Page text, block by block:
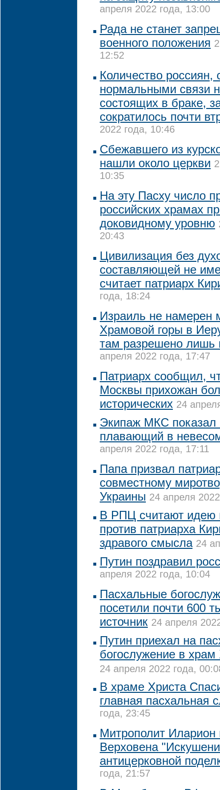
апреля 2022 года, 13:00
Рада не станет
военного положения
12:52
Количество
нормальными связи
состоящих в браке,
сократилось почти
2022 года, 10:46
Сбежавшего из
нашли около церкви
10:35
На эту Пасху число
российских храмах
доковидному уровню
20:43
Цивилизация без
составляющей не
считает патриарх
года, 18:24
Израиль не намерен
Храмовой горы в
там разрешено лишь
апреля 2022 года, 17:47
Патриарх сообщил,
Москвы прихожан
исторических 24
Экипаж МКС показал
плавающий в
апреля 2022 года, 17:11
Папа призвал
совместному
Украины 24 апреля
В РПЦ считают идею
против патриарха
здравого смысла 24
Путин поздравил
апреля 2022 года, 10:04
Пасхальные
посетили почти 600
источник 24 апреля
Путин приехал на
богослужение в
24 апреля 2022 года,
В храме Христа
главная пасхальная
года, 23:45
Митрополит
Верховена
антицерковной
года, 21:57